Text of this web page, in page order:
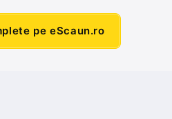
pe eScaun.ro